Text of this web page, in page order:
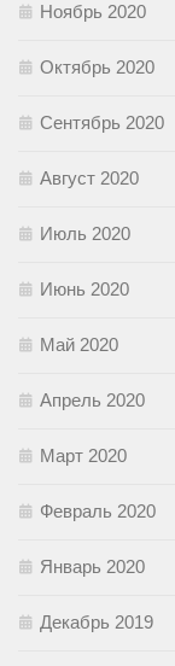
Ноябрь 2020
Октябрь 2020
Сентябрь 2020
Август 2020
Июль 2020
Июнь 2020
Май 2020
Апрель 2020
Март 2020
Февраль 2020
Январь 2020
Декабрь 2019